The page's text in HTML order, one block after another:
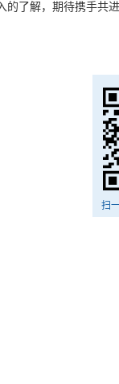
了解，期待携手共进
扫